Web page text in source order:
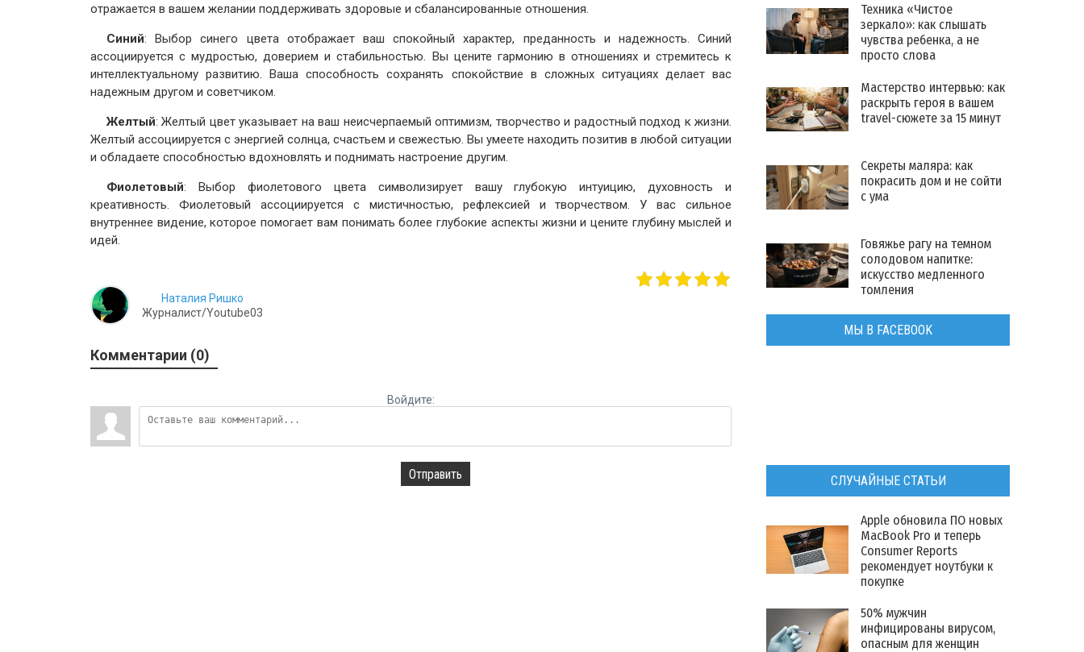
отражается в вашем желании поддерживать здоровые и сбалансированные отношения.
Синий: Выбор синего цвета отображает ваш спокойный характер, преданность и надежность. Синий
ассоциируется с мудростью, доверием и стабильностью. Вы цените гармонию в отношениях и стремитесь к
интеллектуальному развитию. Ваша способность сохранять спокойствие в сложных ситуациях делает вас
надежным другом и советчиком.
Желтый: Желтый цвет указывает на ваш неисчерпаемый оптимизм, творчество и радостный подход к жизни.
Желтый ассоциируется с энергией солнца, счастьем и свежестью. Вы умеете находить позитив в любой ситуации
и обладаете способностью вдохновлять и поднимать настроение другим.
Фиолетовый: Выбор фиолетового цвета символизирует вашу глубокую интуицию, духовность и
креативность. Фиолетовый ассоциируется с мистичностью, рефлексией и творчеством. У вас сильное
внутреннее видение, которое помогает вам понимать более глубокие аспекты жизни и цените глубину мыслей и
идей.
Наталия Ришко
Журналист/Youtube03
Комментарии (0)
Войдите:
Отправить
Техника «Чистое
зеркало»: как слышать
чувства ребенка, а не
просто слова
Мастерство интервью: как
раскрыть героя в вашем
travel-сюжете за 15 минут
Секреты маляра: как
покрасить дом и не сойти
с ума
Говяжье рагу на темном
солодовом напитке:
искусство медленного
томления
МЫ В FACEBOOK
СЛУЧАЙНЫЕ СТАТЬИ
Apple обновила ПО новых
MacBook Pro и теперь
Consumer Reports
рекомендует ноутбуки к
покупке
50% мужчин
инфицированы вирусом,
опасным для женщин